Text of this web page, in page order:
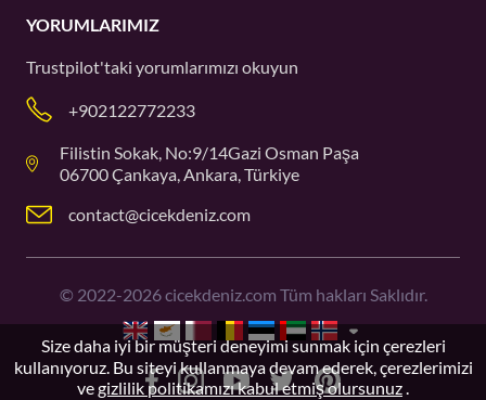
YORUMLARIMIZ
Trustpilot'taki yorumlarımızı okuyun
+902122772233
Filistin Sokak, No:9/14Gazi Osman Paşa
06700 Çankaya, Ankara, Türkiye
contact@cicekdeniz.com
© 2022-2026cicekdeniz.com Tüm hakları Saklıdır.
Size daha iyi bir müşteri deneyimi sunmak için çerezleri
kullanıyoruz. Bu siteyi kullanmaya devam ederek, çerezlerimizi
vegizlilik politikamızı kabul etmiş olursunuz.